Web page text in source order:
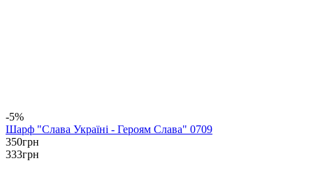
-5%
Шарф "Слава Україні - Героям Слава" 0709
350грн
333грн